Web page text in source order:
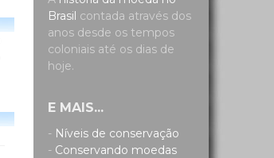
Brasil contada através dos
anos desde os tempos
coloniais até os dias de
hoje.
E MAIS...
- Níveis de conservação
- Conservando moedas